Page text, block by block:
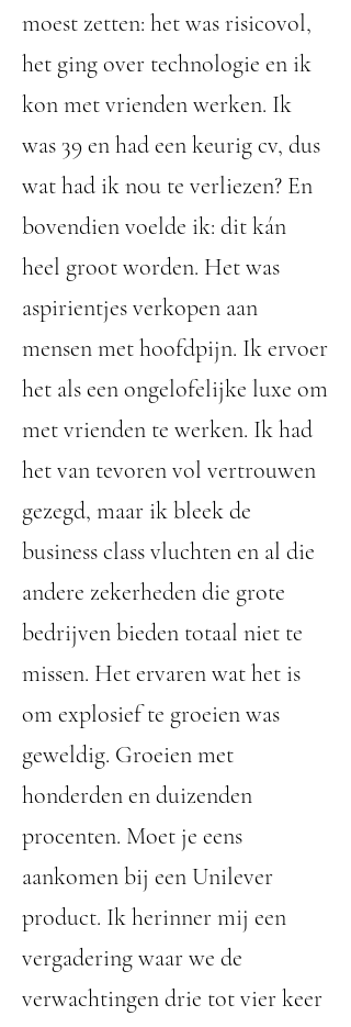
moest zetten: het was risicovol,
het ging over technologie en ik
kon met vrienden werken. Ik
was 39 en had een keurig cv, dus
wat had ik nou te verliezen? En
bovendien voelde ik: dit kán
heel groot worden. Het was
aspirientjes verkopen aan
mensen met hoofdpijn. Ik ervoer
het als een ongelofelijke luxe om
met vrienden te werken. Ik had
het van tevoren vol vertrouwen
gezegd, maar ik bleek de
business class vluchten en al die
andere zekerheden die grote
bedrijven bieden totaal niet te
missen. Het ervaren wat het is
om explosief te groeien was
geweldig. Groeien met
honderden en duizenden
procenten. Moet je eens
aankomen bij een Unilever
product. Ik herinner mij een
vergadering waar we de
verwachtingen drie tot vier keer